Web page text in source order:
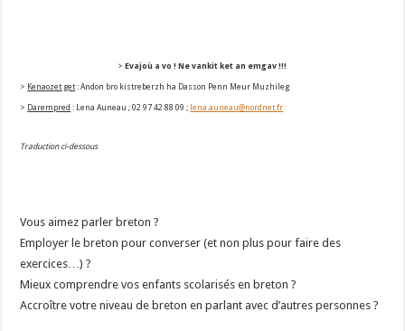
>Evajoù a vo ! Ne vankit ket an emgav !!!
> Kenaozet get : Andon bro kistreberzh ha Dasson Penn Meur Muzhileg
> Darempred : Lena Auneau ; 02 97 42 88 09 ; lena.auneau@nordnet.fr
Traduction ci-dessous
Vous aimez parler breton ?
Employer le breton pour converser (et non plus pour faire des
exercices…) ?
Mieux comprendre vos enfants scolarisés en breton ?
Accroître votre niveau de breton en parlant avec d’autres personnes ?